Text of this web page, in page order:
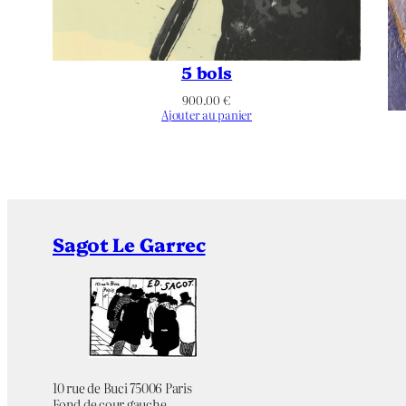
5 bols
900.00 €
Ajouter au panier
Sagot Le Garrec
10 rue de Buci 75006 Paris